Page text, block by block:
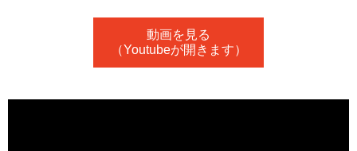
動画を見る
（Youtubeが開きます）